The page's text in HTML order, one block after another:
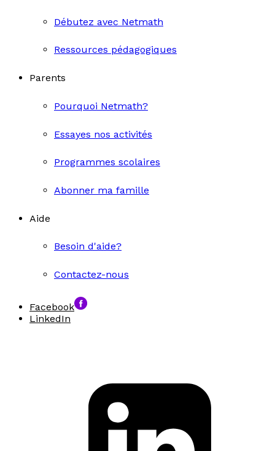
Débutez avec Netmath
Ressources pédagogiques
Parents
Pourquoi Netmath?
Essayes nos activités
Programmes scolaires
Abonner ma famille
Aide
Besoin d'aide?
Contactez-nous
Facebook
LinkedIn